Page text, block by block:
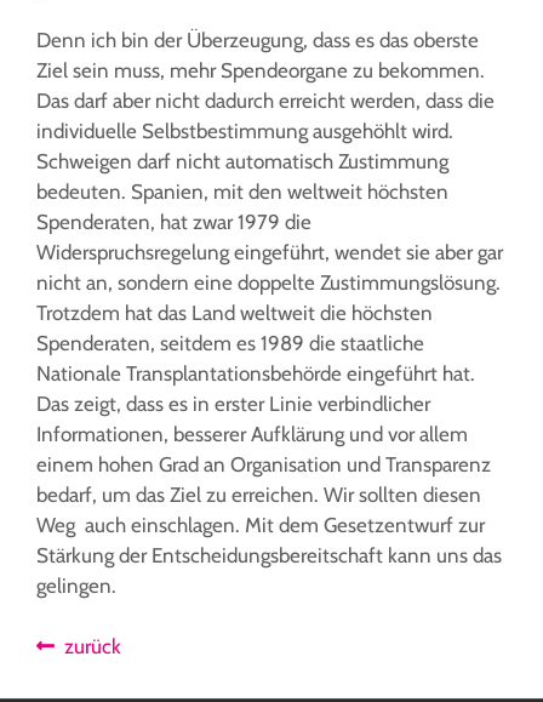
Denn ich bin der Überzeugung, dass es das oberste
Ziel sein muss, mehr Spendeorgane zu bekommen.
Das darf aber nicht dadurch erreicht werden, dass die
individuelle Selbstbestimmung ausgehöhlt wird.
Schweigen darf nicht automatisch Zustimmung
bedeuten. Spanien, mit den weltweit höchsten
Spenderaten, hat zwar 1979 die
Widerspruchsregelung eingeführt, wendet sie aber gar
nicht an, sondern eine doppelte Zustimmungslösung.
Trotzdem hat das Land weltweit die höchsten
Spenderaten, seitdem es 1989 die staatliche
Nationale Transplantationsbehörde eingeführt hat.
Das zeigt, dass es in erster Linie verbindlicher
Informationen, besserer Aufklärung und vor allem
einem hohen Grad an Organisation und Transparenz
bedarf, um das Ziel zu erreichen. Wir sollten diesen
Weg auch einschlagen. Mit dem Gesetzentwurf zur
Stärkung der Entscheidungsbereitschaft kann uns das
gelingen.
zurück